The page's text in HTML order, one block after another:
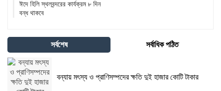
ঈদে হিলি স্থলবন্দরের কার্যক্রম ৮ দিন
বন্ধ থাকবে
সর্বশেষ সর্বাধিক পঠিত
বন্যায় মৎস্য ও প্রাণিসম্পদের ক্ষতি দুই হাজার কোটি টাকার